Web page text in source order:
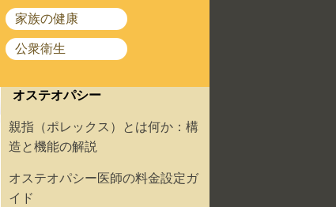
家族の健康
公衆衛生
オステオパシー
親指（ポレックス）とは何か：構
造と機能の解説
オステオパシー医師の料金設定ガ
イド